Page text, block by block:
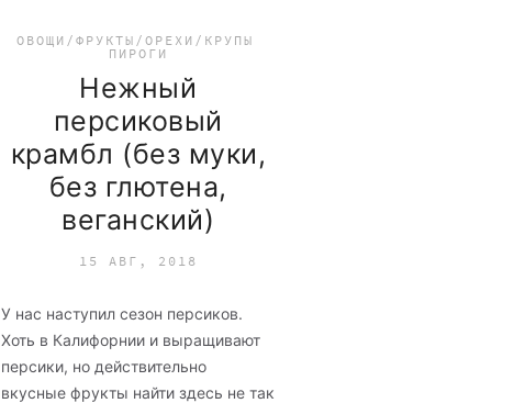
ОВОЩИ/ФРУКТЫ/ОРЕХИ/КРУПЫ
ПИРОГИ
Нежный
персиковый
крамбл (без муки,
без глютена,
веганский)
15 АВГ, 2018
У нас наступил сезон персиков.
Хоть в Калифорнии и выращивают
персики, но действительно
вкусные фрукты найти здесь не так